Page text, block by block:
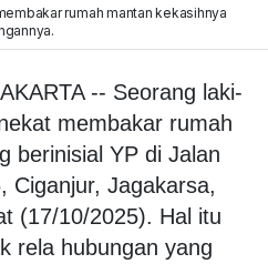
rumah mantan kekasihnya
-- Seorang laki-
membakar rumah
berinisial YP di Jalan
Ciganjur, Jagakarsa,
(17/10/2025). Hal itu
rela hubungan yang